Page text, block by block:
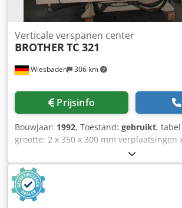
Wiesbaden 306 km
Verticale verspanen center
BROTHERTC 321
Prijsinfo
Bouwjaar: 1992, Toestand: gebruikt,
grootte: 2 x 350 x 300 mm verplaatsingen
700/300/250 mm spindel taper: BT 30 ISA
tabel/spindel afstand: 450 mm spindel
snelheidsbereik: 6-6000 rpm nummer ob
posities: 10 stuks rijtuigen: 5-10000 mm/
verplaatsen: x u. y/z 25/20 m/min spindel